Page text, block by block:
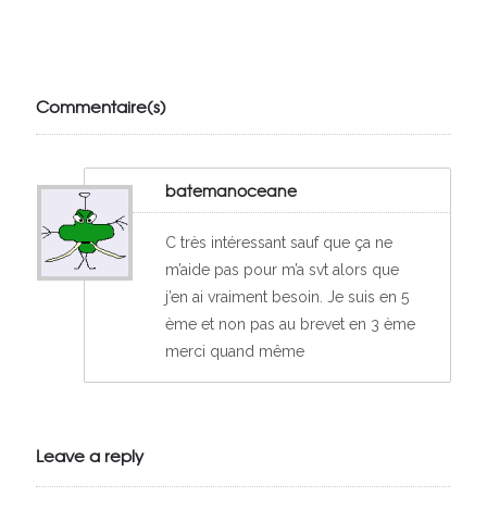
Commentaire(s)
batemanoceane
C très intéressant sauf que ça ne
m’aide pas pour m’a svt alors que
j’en ai vraiment besoin. Je suis en 5
ème et non pas au brevet en 3 ème
merci quand même
Leave a reply